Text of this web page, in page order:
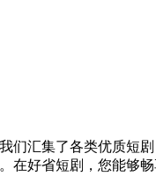
们汇集了各类优质短
在好省短剧，您能够